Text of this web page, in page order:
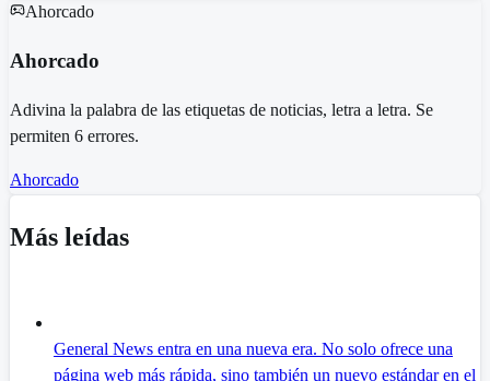
Ahorcado
Ahorcado
Adivina la palabra de las etiquetas de noticias, letra a letra. Se
permiten 6 errores.
Ahorcado
Más leídas
General News entra en una nueva era. No solo ofrece una
página web más rápida, sino también un nuevo estándar en el